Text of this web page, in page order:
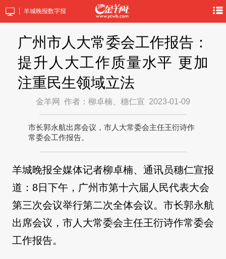
羊城晚报数字报
广州市人大常委会工作报告：
提升人大工作质量水平​ 更加
注重民生领域立法
金羊网 作者：柳卓楠、穗仁宣 2023-01-09
市长郭永航出席会议，市人大常委会主任王衍诗作
常委会工作报告。
羊城晚报全媒体记者柳卓楠、通讯员穗仁宣报
道：8日下午，广州市第十六届人民代表大会
第三次会议举行第二次全体会议。市长郭永航
出席会议，市人大常委会主任王衍诗作常委会
工作报告。